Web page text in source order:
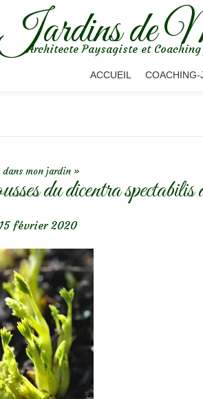
de
Architecte Paysagiste et
ACCUEIL COACHING-
dans mon jardin »
du dicentra spectabilis
15 février 2020